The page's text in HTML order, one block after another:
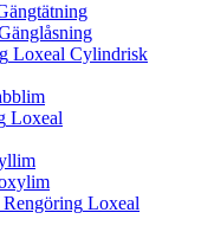
Loxeal Cylindrisk
Loxeal
Loxeal